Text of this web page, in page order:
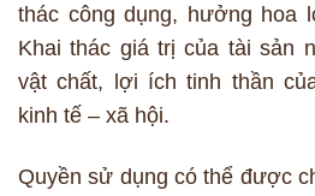
thác công dụng, hưởng hoa
Khai thác giá trị của tài sản
vật chất, lợi ích tinh thần
kinh tế – xã hội.
Quyền sử dụng có thể được